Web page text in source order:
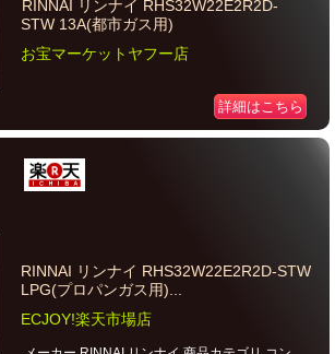
RINNAI リンナイ RHS32W22E2R2D-
STW 13A(都市ガス用)
お宝マーケットヤフー店
詳細はこちら
RINNAI リンナイ RHS32W22E2R2D-STW
LPG(プロパンガス用)...
ECJOY!楽天市場店